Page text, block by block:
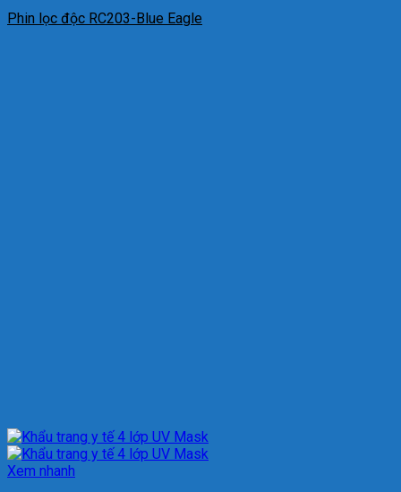
Phin lọc độc RC203-Blue Eagle
Xem nhanh